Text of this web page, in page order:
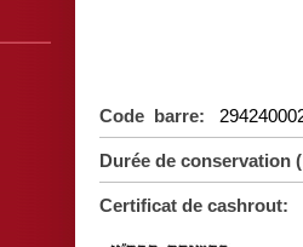
Code barre:
Durée de
Certificat de cashrout: